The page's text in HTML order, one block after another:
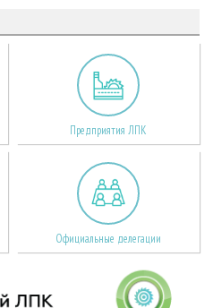
Предприятия ЛПК
Официальные делегации